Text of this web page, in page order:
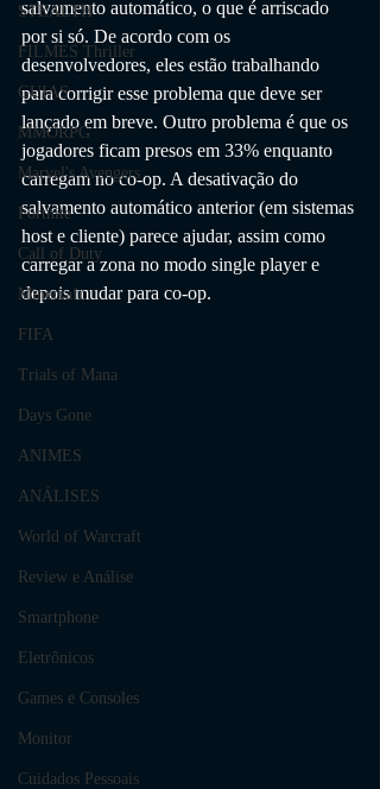
STEALTH
FILMES Thriller
GUIAS
MMORPG
Marvel's Avengers
Fortnite
Call of Duty
Minecraft
FIFA
Trials of Mana
Days Gone
ANIMES
ANÁLISES
World of Warcraft
Review e Análise
Smartphone
Eletrônicos
Games e Consoles
Monitor
Cuidados Pessoais
salvamento automático, o que é arriscado
por si só. De acordo com os
desenvolvedores, eles estão trabalhando
para corrigir esse problema que deve ser
lançado em breve. Outro problema é que os
jogadores ficam presos em 33% enquanto
carregam no co-op. A desativação do
salvamento automático anterior (em sistemas
host e cliente) parece ajudar, assim como
carregar a zona no modo single player e
depois mudar para co-op.